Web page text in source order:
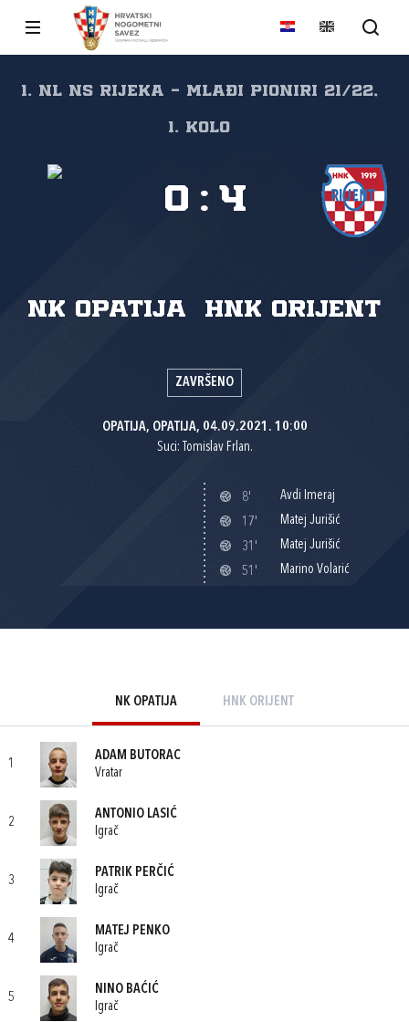
1. NL NS Rijeka - mlađi pioniri 21/22,
1. kolo
NK Opatija HNK Orijent
0 : 4
ZAVRŠENO
OPATIJA, OPATIJA, 04.09.2021. 10:00
Suci: Tomislav Frlan.
8'
Avdi Imeraj
17'
Matej Jurišić
31'
Matej Jurišić
51'
Marino Volarić
NK OPATIJA HNK ORIJENT
1
ADAM BUTORAC
Vratar
2
ANTONIO LASIĆ
Igrač
3
PATRIK PERČIĆ
Igrač
4
MATEJ PENKO
Igrač
5
NINO BAĆIĆ
Igrač